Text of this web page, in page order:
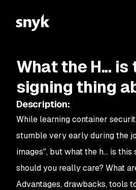
What the H... is
signing thing
Description:
While learning container
stumble very early during the
images", but what the h... is
should you really care? What
Advantages, drawbacks, tools